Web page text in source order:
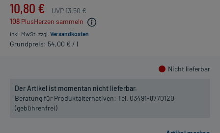
10,80 € UVP13,50 €
108 PlusHerzen sammeln
inkl. MwSt. zzgl. Versandkosten
Grundpreis: 54,00 € / l
Nicht lieferbar
Der Artikel ist momentan nicht lieferbar.
Beratung für Produktalternativen: Tel. 03491-8770120
(gebührenfrei)